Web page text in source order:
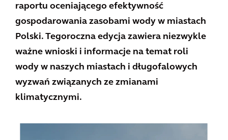
raportu oceniającego efektywność
gospodarowania zasobami wody w miastach
Polski. Tegoroczna edycja zawiera niezwykle
ważne wnioski i informacje na temat roli
wody w naszych miastach i długofalowych
wyzwań związanych ze zmianami
klimatycznymi.